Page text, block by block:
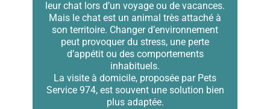
leur chat lors d’un voyage ou de vacances.
Mais le chat est un animal très attaché à
son territoire. Changer d’environnement
peut provoquer du stress, une perte
d’appétit ou des comportements
inhabituels.
La visite à domicile, proposée par Pets
Service 974, est souvent une solution bien
plus adaptée.